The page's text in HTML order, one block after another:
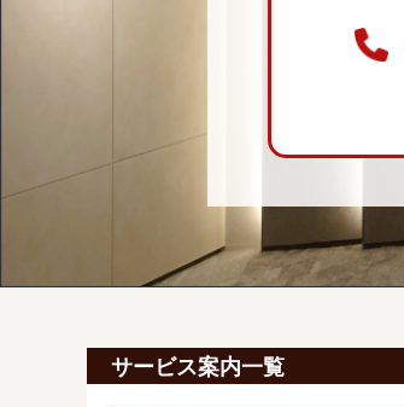
サービス案内一覧